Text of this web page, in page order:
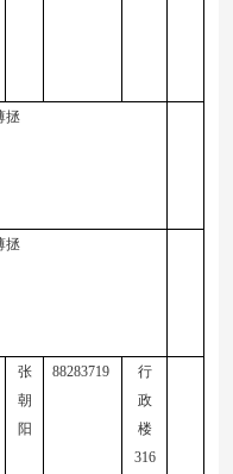
拯
拯
张
朝
阳
88283719
行
政
楼
316